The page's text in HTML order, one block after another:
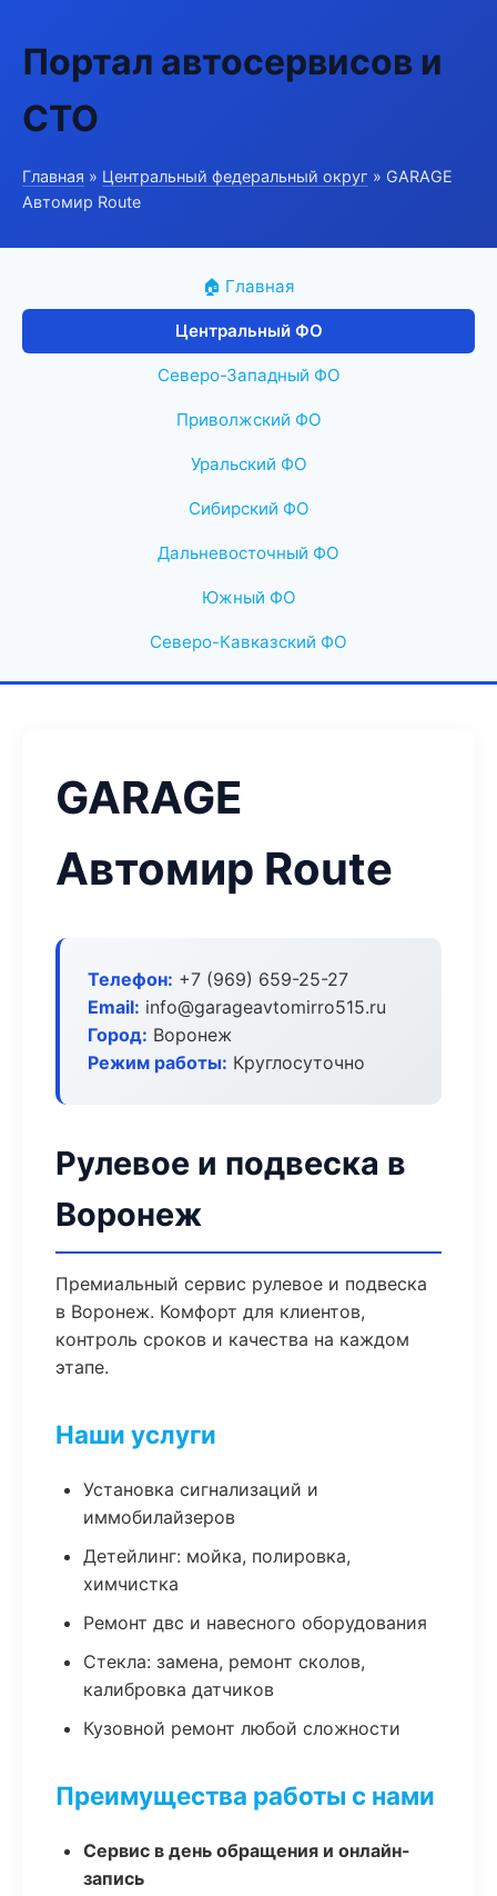
Портал автосервисов и
СТО
Главная » Центральный федеральный округ » GARAGE
Автомир Route
🏠 Главная
Центральный ФО
Северо-Западный ФО
Приволжский ФО
Уральский ФО
Сибирский ФО
Дальневосточный ФО
Южный ФО
Северо-Кавказский ФО
GARAGE
Автомир Route
Телефон: +7 (969) 659-25-27
Email: info@garageavtomirro515.ru
Город: Воронеж
Режим работы: Круглосуточно
Рулевое и подвеска в
Воронеж
Премиальный сервис рулевое и подвеска
в Воронеж. Комфорт для клиентов,
контроль сроков и качества на каждом
этапе.
Наши услуги
Установка сигнализаций и
иммобилайзеров
Детейлинг: мойка, полировка,
химчистка
Ремонт двс и навесного оборудования
Стекла: замена, ремонт сколов,
калибровка датчиков
Кузовной ремонт любой сложности
Преимущества работы с нами
Сервис в день обращения и онлайн-
запись